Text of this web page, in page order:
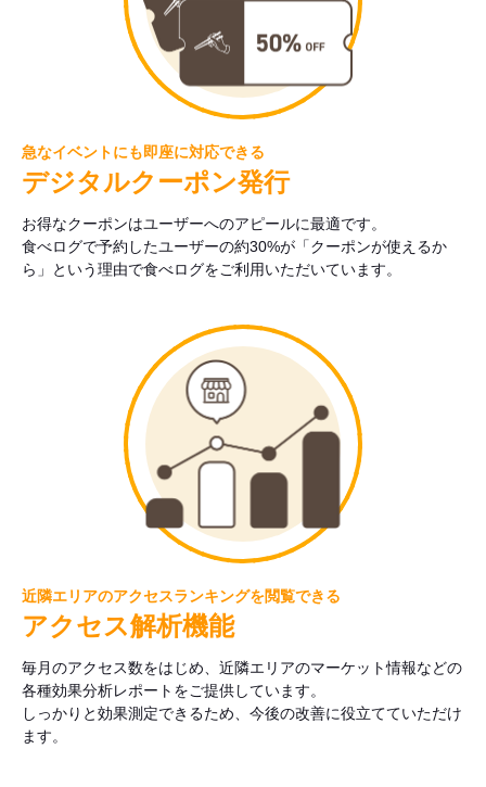
急なイベントにも即座に対応できる
デジタルクーポン発行
お得なクーポンはユーザーへのアピールに最適です。
食べログで予約したユーザーの約30%が「クーポンが使えるか
ら」という理由で食べログをご利用いただいています。
近隣エリアのアクセスランキングを閲覧できる
アクセス解析機能
毎月のアクセス数をはじめ、近隣エリアのマーケット情報などの
各種効果分析レポートをご提供しています。
しっかりと効果測定できるため、今後の改善に役立てていただけ
ます。